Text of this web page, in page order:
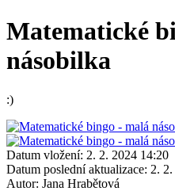
Matematické
násobilka
:)
Datum vložení: 2. 2. 2024 14:20
Datum poslední aktualizace: 2. 2.
Autor: Jana Hrabětová